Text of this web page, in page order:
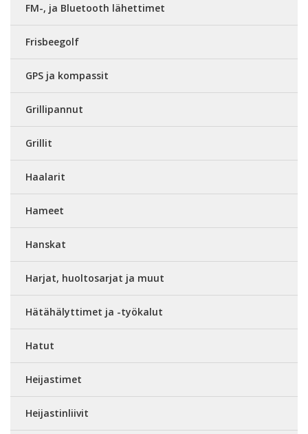
FM-, ja Bluetooth lähettimet
Frisbeegolf
GPS ja kompassit
Grillipannut
Grillit
Haalarit
Hameet
Hanskat
Harjat, huoltosarjat ja muut
Hätähälyttimet ja -työkalut
Hatut
Heijastimet
Heijastinliivit